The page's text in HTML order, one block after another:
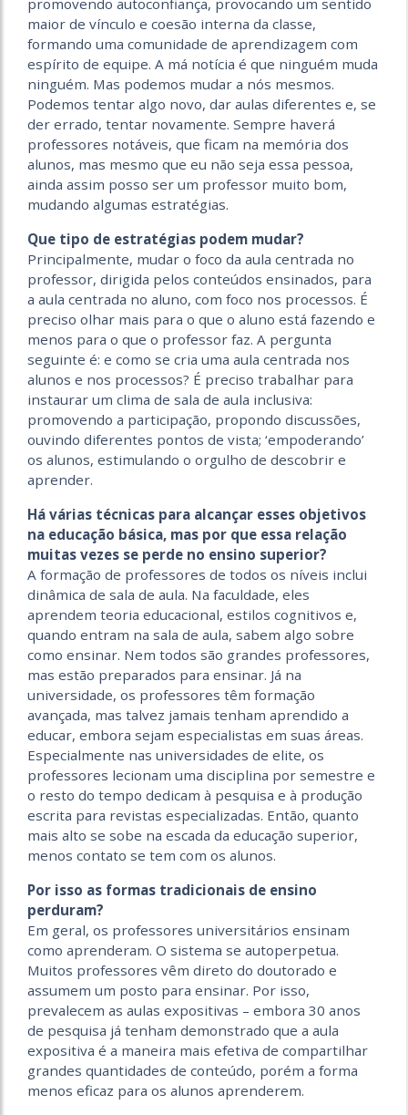
promovendo autoconfiança, provocando um sentido
maior de vínculo e coesão interna da classe,
formando uma comunidade de aprendizagem com
espírito de equipe. A má notícia é que ninguém muda
ninguém. Mas podemos mudar a nós mesmos.
Podemos tentar algo novo, dar aulas diferentes e, se
der errado, tentar novamente. Sempre haverá
professores notáveis, que ficam na memória dos
alunos, mas mesmo que eu não seja essa pessoa,
ainda assim posso ser um professor muito bom,
mudando algumas estratégias.
Que tipo de estratégias podem mudar?
Principalmente, mudar o foco da aula centrada no
professor, dirigida pelos conteúdos ensinados, para
a aula centrada no aluno, com foco nos processos. É
preciso olhar mais para o que o aluno está fazendo e
menos para o que o professor faz. A pergunta
seguinte é: e como se cria uma aula centrada nos
alunos e nos processos? É preciso trabalhar para
instaurar um clima de sala de aula inclusiva:
promovendo a participação, propondo discussões,
ouvindo diferentes pontos de vista; ‘empoderando’
os alunos, estimulando o orgulho de descobrir e
aprender.
Há várias técnicas para alcançar esses objetivos
na educação básica, mas por que essa relação
muitas vezes se perde no ensino superior?
A formação de professores de todos os níveis inclui
dinâmica de sala de aula. Na faculdade, eles
aprendem teoria educacional, estilos cognitivos e,
quando entram na sala de aula, sabem algo sobre
como ensinar. Nem todos são grandes professores,
mas estão preparados para ensinar. Já na
universidade, os professores têm formação
avançada, mas talvez jamais tenham aprendido a
educar, embora sejam especialistas em suas áreas.
Especialmente nas universidades de elite, os
professores lecionam uma disciplina por semestre e
o resto do tempo dedicam à pesquisa e à produção
escrita para revistas especializadas. Então, quanto
mais alto se sobe na escada da educação superior,
menos contato se tem com os alunos.
Por isso as formas tradicionais de ensino
perduram?
Em geral, os professores universitários ensinam
como aprenderam. O sistema se autoperpetua.
Muitos professores vêm direto do doutorado e
assumem um posto para ensinar. Por isso,
prevalecem as aulas expositivas – embora 30 anos
de pesquisa já tenham demonstrado que a aula
expositiva é a maneira mais efetiva de compartilhar
grandes quantidades de conteúdo, porém a forma
menos eficaz para os alunos aprenderem.